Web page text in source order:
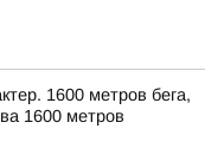
1600 метров бега,
1600 метров